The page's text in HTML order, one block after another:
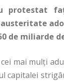
de miliarde
mai mulți